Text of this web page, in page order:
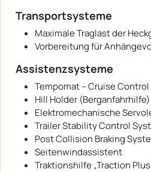
Transportsysteme
Maximale Traglast der
Vorbereitung für
Assistenzsysteme
Tempomat – Cruise Control
Hill Holder (Berganfahrhilfe)
Elektromechanische
Trailer Stability Control
Post Collision Braking
Seitenwindassistent
Traktionshilfe „Traction